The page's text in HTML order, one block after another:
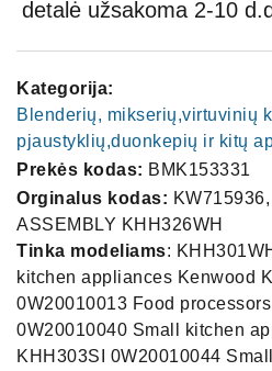
detalė užsakoma 2-10
Kategorija:
Blenderių, mikserių,virtuvinių
pjaustyklių,duonkepių ir kitų
Prekės kodas: BMK153331
Orginalus kodas:
ASSEMBLY KHH326WH
Tinka modeliams:
kitchen appliances Kenwood
0W20010013 Food
0W20010040 Small kitchen
KHH303SI 0W20010044